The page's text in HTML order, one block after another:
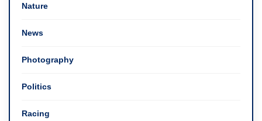
Nature
News
Photography
Politics
Racing